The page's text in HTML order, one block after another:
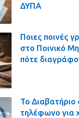
ΔΥΠΑ
Ποιες ποινές
στο Ποινικό
πότε
Το Διαβατήριο
τηλέφωνο για